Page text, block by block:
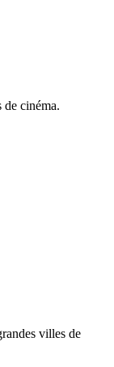
cinéma.
villes de